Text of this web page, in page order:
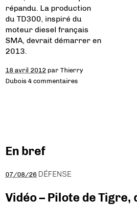
répandu. La production
du TD300, inspiré du
moteur diesel français
SMA, devrait démarrer en
2013.
18 avril 2012 parThierry
Dubois 4 commentaires
En bref
07/08/26 DÉFENSE
Vidéo – Pilote de Tigre,